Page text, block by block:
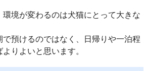
環境が変わるのは犬猫にとって大きな
預けるのではなく、日帰りや一泊程
りよいと思います。